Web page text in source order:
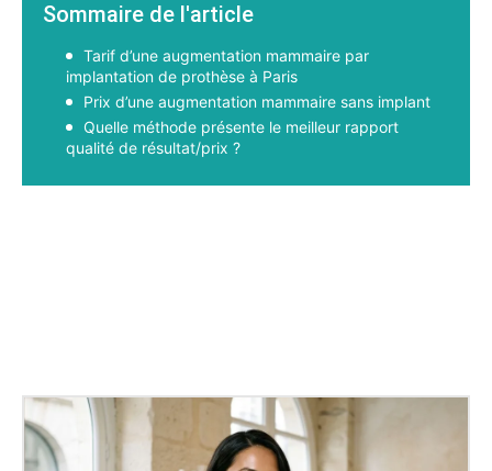
Sommaire de l'article
Tarif d’une augmentation mammaire par
implantation de prothèse à Paris
Prix d’une augmentation mammaire sans implant
Quelle méthode présente le meilleur rapport
qualité de résultat/prix ?